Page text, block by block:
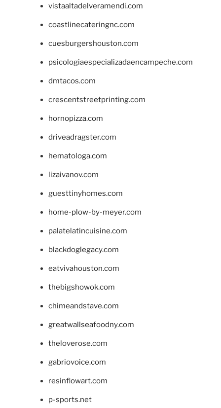
vistaaltadelveramendi.com
coastlinecateringnc.com
cuesburgershouston.com
psicologiaespecializadaencampeche.com
dmtacos.com
crescentstreetprinting.com
hornopizza.com
driveadragster.com
hematologa.com
lizaivanov.com
guesttinyhomes.com
home-plow-by-meyer.com
palatelatincuisine.com
blackdoglegacy.com
eatvivahouston.com
thebigshowok.com
chimeandstave.com
greatwallseafoodny.com
theloverose.com
gabriovoice.com
resinflowart.com
p-sports.net